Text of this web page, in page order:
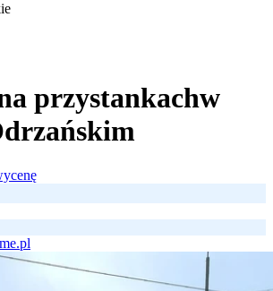
przystankachw